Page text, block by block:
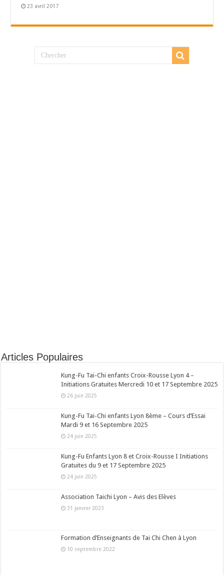
23 avril 2017
Articles Populaires
Kung-Fu Tai-Chi enfants Croix-Rousse Lyon 4 –
Initiations Gratuites Mercredi 10 et 17 Septembre 2025
26 juin 2025
Kung-Fu Tai-Chi enfants Lyon 8ème – Cours d’Essai
Mardi 9 et 16 Septembre 2025
24 juin 2025
Kung-Fu Enfants Lyon 8 et Croix-Rousse I Initiations
Gratuites du 9 et 17 Septembre 2025
24 juin 2025
Association Taichi Lyon – Avis des Elèves
31 janvier 2023
Formation d’Enseignants de Tai Chi Chen à Lyon
10 septembre 2022